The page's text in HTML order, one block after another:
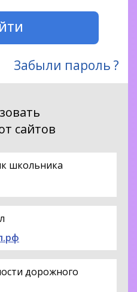
Забыли пароль ?
сайтов
школьника
дорожного